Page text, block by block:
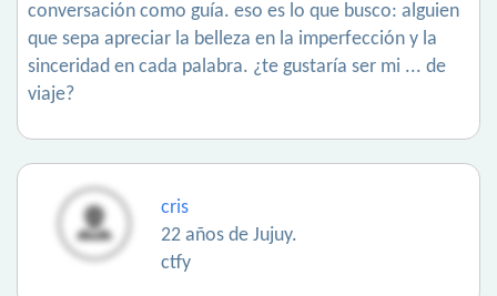
conversación como guía. eso es lo que busco: alguien
que sepa apreciar la belleza en la imperfección y la
sinceridad en cada palabra. ¿te gustaría ser mi ... de
viaje?
cris
22 años de Jujuy.
ctfy